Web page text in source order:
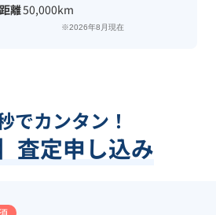
離50,000km
※2026年8月現在
でカンタン！
査定申し込み